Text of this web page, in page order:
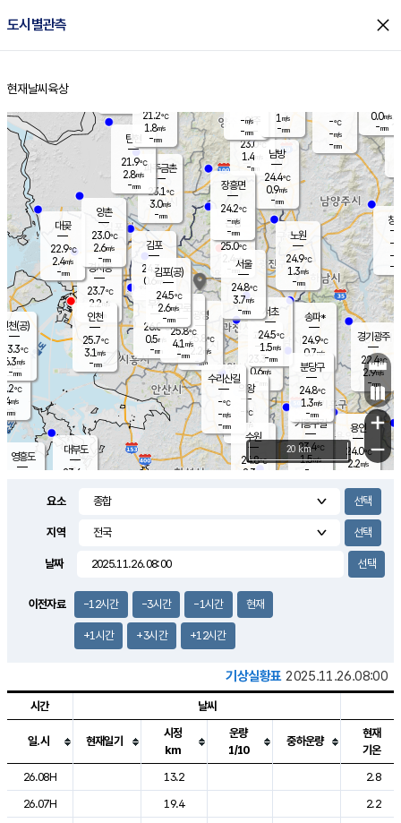
도시별관측 close
홈
현재날씨 육상
의도
℃
m/s
mm
영흥도
양주
23.0℃
1.4
-mm
과천
23.3℃
0.6m/s
- mm
용인
24.0℃
2.2m/s
경기광주
22.4℃
2.9m/s
-mm
2.1m/s
대부도
23.6
경서동
23.7℃
2.2 m/s
-mm
파주금촌
23.1℃
3.0m/s
-mm
-℃
-m/s
-mm
대곶
22.9℃
2.4m/s
-mm
창
-
-m/
-
탄현
21.9℃
2.8m/s
-mm
0.0m/s
-mm
의왕
- ℃
m/s
mm
김포
24.3℃
0.6 m/s
mm
광명
25.8 ℃
2.2 m/s
-mm
부천
26.0℃
0.5m/s
-mm
양촌
23.0℃
2.6m/s
-mm
구로
25.8℃
4.1 m/s
-mm
은평
25.0℃
2.4 m/s
- mm
노원
24.9℃
1.3m/s
-mm
송파*
24.9℃
0.7m/s
-mm
서초
24.5℃
1.5m/s
-mm
남방
24.4℃
0.9m/s
-mm
기흥구갈
23.4℃
1.5m/s
-
수리산길
-℃
-m/s
-mm
분당구
24.8℃
1.3m/s
-mm
장흥면
24.2℃
-m/s
-mm
-m/s
-mm
인천(공)
23.3℃
6.3m/s
-mm
김포(공)
24.5℃
2.6m/s
-mm
수원
24.8℃
2.3 m/s
인천
25.7℃
3.1 m/s
-mm
서울
24.8℃
3.7m/s
-mm
21.2℃
1.8m/s
-mm
1 m/s
-mm
+
−
20 km
요소
지역
날짜
이전자료 -12시간 -3시간 -1시간 현재
+1시간 +3시간 +12시간
기상실황표 2025.11.26.08:00
도시별 기상실황표로 지점, 날씨, 기온, 강수, 바람, 기압등을 안내한 표입
시간 날씨
일.시 현재일기
시정
km
운량
1/10
중하운량
현재
기온
26.08H
13.2
2.8
26.07H
19.4
2.2